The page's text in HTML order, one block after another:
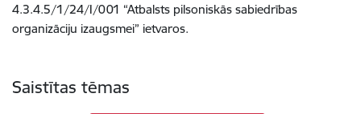
4.3.4.5/1/24/I/001 “Atbalsts pilsoniskās sabiedrības
organizāciju izaugsmei” ietvaros.
Saistītas tēmas